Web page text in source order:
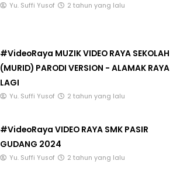
Yu. Suffi Yusof 2 tahun yang lalu
#VideoRaya MUZIK VIDEO RAYA SEKOLAH
(MURID) PARODI VERSION - ALAMAK RAYA
LAGI
Yu. Suffi Yusof 2 tahun yang lalu
#VideoRaya VIDEO RAYA SMK PASIR
GUDANG 2024
Yu. Suffi Yusof 2 tahun yang lalu